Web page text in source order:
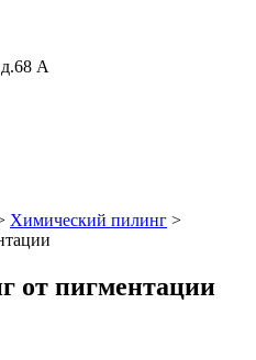
д.68 А
Химический пилинг >
от пигментации